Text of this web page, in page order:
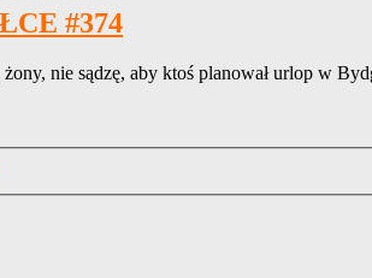
#374
nie sądzę, aby ktoś planował urlop w